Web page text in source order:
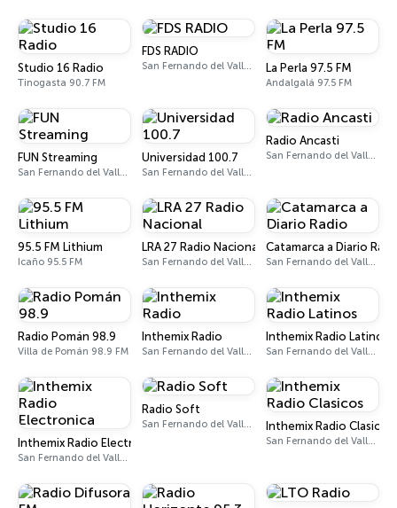
Studio 16 Radio
Tinogasta 90.7 FM
FDS RADIO
San Fernando del Valle de Catamarca 95.1 FM La Perla 97.5 FM
Andalgalá 97.5 FM
FUN Streaming
San Fernando del Valle de Catamarca
Universidad 100.7
San Fernando del Valle de Catamarca 100.7 FM
Radio Ancasti
San Fernando del Valle de Catamarca 98.5 FM
95.5 FM Lithium
Icaño 95.5 FM
LRA 27 Radio Nacional
San Fernando del Valle de Catamarca 103.5 FM - 730 AM
Catamarca a Diario
San Fernando del Valle de Catamarca
Radio Pomán 98.9
Villa de Pomán 98.9 FM
Inthemix Radio
San Fernando del Valle de Catamarca 92.7 FM
Inthemix Radio Latinos
San Fernando del Valle de Catamarca
Inthemix Radio Electronica
San Fernando del Valle de Catamarca
Radio Soft
San Fernando del Valle de Catamarca 92.9 FM Inthemix Radio Clasicos
San Fernando del Valle de Catamarca